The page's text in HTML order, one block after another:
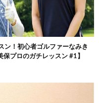
ン！初心者ゴルファーなみき
プロのガチレッスン #1】